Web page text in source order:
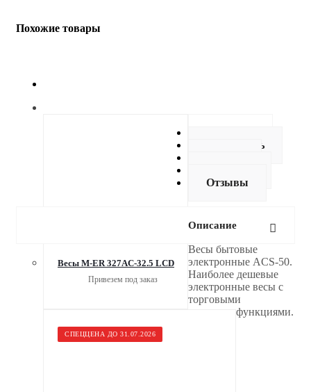
Похожие товары
Весы M-ER 327AC-32.5 LCD
Привезем под заказ
СПЕЦЦЕНА ДО 31.07.2026
Как купить
Отзывы
Описание
Весы бытовые
электронные ACS-50.
Наиболее дешевые
электронные весы с
торговыми
функциями.